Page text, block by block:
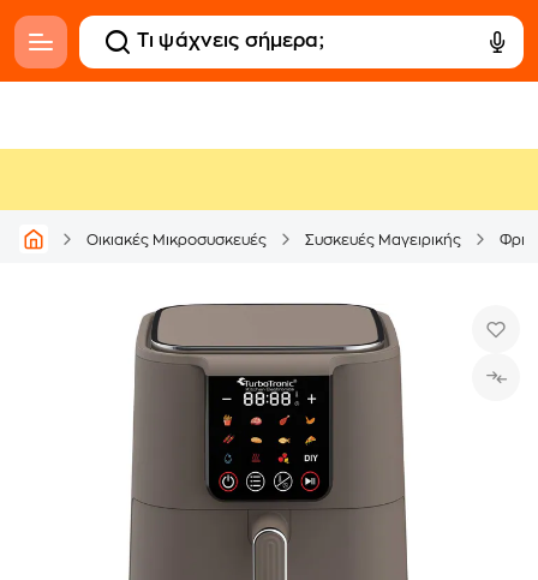
Οικιακές Μικροσυσκευές Συσκευές Μαγειρικής